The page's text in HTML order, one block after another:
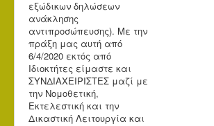
εξώδικων δηλώσεων
ανάκλησης
αντιπροσώπευσης). Με την
πράξη μας αυτή από
6/4/2020 εκτός από
Ιδιοκτήτες είμαστε και
ΣΥΝΔΙΑΧΕΙΡΙΣΤΕΣ μαζί με
την Νομοθετική,
Εκτελεστική και την
Δικαστική Λειτουργία και